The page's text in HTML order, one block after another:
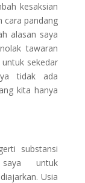
kesaksian
cara pandang
alasan saya
tawaran
sekedar
tidak ada
kita hanya
substansi
untuk
Usia